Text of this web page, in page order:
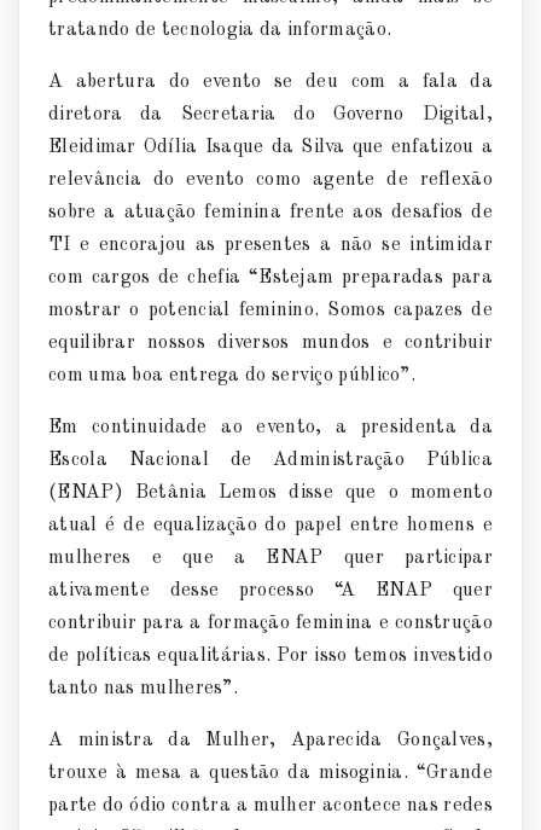
tratando de tecnologia da informação.
A abertura do evento se deu com a fala da
diretora da Secretaria do Governo Digital,
Eleidimar Odília Isaque da Silva que enfatizou a
relevância do evento como agente de reflexão
sobre a atuação feminina frente aos desafios de
TI e encorajou as presentes a não se intimidar
com cargos de chefia “Estejam preparadas para
mostrar o potencial feminino. Somos capazes de
equilibrar nossos diversos mundos e contribuir
com uma boa entrega do serviço público”.
Em continuidade ao evento, a presidenta da
Escola Nacional de Administração Pública
(ENAP) Betânia Lemos disse que o momento
atual é de equalização do papel entre homens e
mulheres e que a ENAP quer participar
ativamente desse processo “A ENAP quer
contribuir para a formação feminina e construção
de políticas equalitárias. Por isso temos investido
tanto nas mulheres”.
A ministra da Mulher, Aparecida Gonçalves,
trouxe à mesa a questão da misoginia. “Grande
parte do ódio contra a mulher acontece nas redes